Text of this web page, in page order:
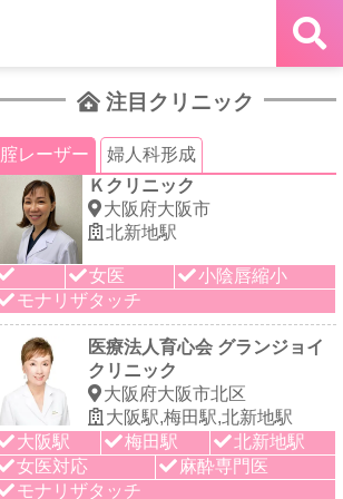
注目クリニック
腟レーザー
婦人科形成
Ｋクリニック
大阪府大阪市
北新地駅
女医
小陰唇縮小
モナリザタッチ
医療法人育心会 グランジョイ
クリニック
大阪府大阪市北区
大阪駅,梅田駅,北新地駅
大阪駅
梅田駅
北新地駅
女医対応
麻酔専門医
モナリザタッチ